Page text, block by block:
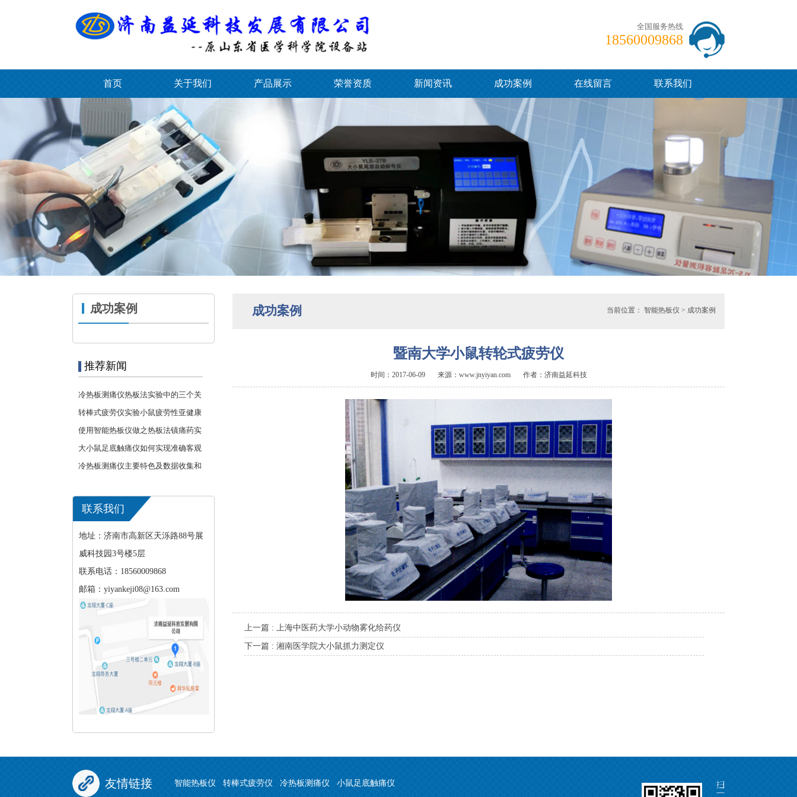
全国服务热线
18560009868
首页 关于我们 产品展示 荣誉资质 新闻资讯 成功案例 在线留言 联系我们
成功案例
推荐新闻
冷热板测痛仪热板法实验中的三个关
键点
转棒式疲劳仪实验小鼠疲劳性亚健康
对运动功能的影响
使用智能热板仪做之热板法镇痛药实
验
大小鼠足底触痛仪如何实现准确客观
的得出刺痛测试的结论
冷热板测痛仪主要特色及数据收集和
联系我们
地址：济南市高新区天泺路88号展
威科技园3号楼5层
联系电话：18560009868
邮箱：yiyankeji08@163.com
当前位置： 智能热板仪 > 成功案例
成功案例
暨南大学小鼠转轮式疲劳仪
时间：2017-06-09 来源：www.jnyiyan.com 作者：济南益延科技
上一篇 : 上海中医药大学小动物雾化给药仪
下一篇 : 湘南医学院大小鼠抓力测定仪
友情链接 智能热板仪 转棒式疲劳仪 冷热板测痛仪 小鼠足底触痛仪